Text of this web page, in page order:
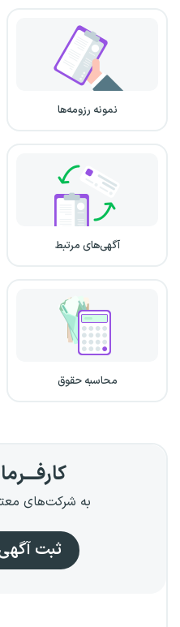
نمونه رزومه‌ها
آگهی‌های مرتبط
محاسبه حقوق
به شرکت‌های
ثبت